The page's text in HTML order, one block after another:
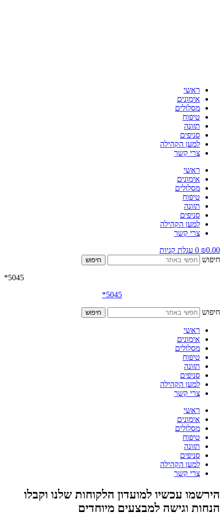
ראשי
אימונים
מסלולים
טיפוח
תזונה
סניפים
למען הקהילה
צרי קשר
ראשי
אימונים
מסלולים
טיפוח
תזונה
סניפים
למען הקהילה
צרי קשר
₪0.00
0 עגלת קניות
חיפוש
חיפוש
5045*
5045
*
חיפוש חיפוש
ראשי
אימונים
מסלולים
טיפוח
תזונה
סניפים
למען הקהילה
צרי קשר
ראשי
אימונים
מסלולים
טיפוח
תזונה
סניפים
למען הקהילה
צרי קשר
הירשמו עכשיו למועדון הלקוחות שלנו וקבלו
הנחות וגישה למבצעים מיוחדים